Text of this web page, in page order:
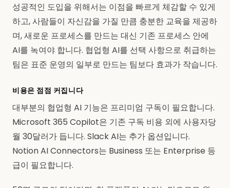
성공적인 도입을 위해서는 이점을 빠르게 체감할 수 있게
하고, 사람들이 자신감을 가질 만큼 충분한 교육을 제공하
며, 새로운 프로세스를 만드는 대신 기존 프로세스 안에
AI를 녹여야 합니다. 협업형 AI를 선택 사항으로 취급하는
팀은 표준 운영의 일부로 만드는 팀보다 효과가 작습니다.
비용은 점점 커집니다
대부분의 협업형 AI 기능은 프리미엄 구독이 필요합니다.
Microsoft 365 Copilot은 기존 구독 비용 외에 사용자당
월 30달러가 듭니다. Slack AI는 추가 옵션입니다.
Notion AI Connectors는 Business 또는 Enterprise 등
급이 필요합니다.